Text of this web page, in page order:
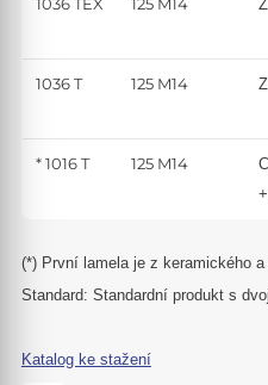
1036 T 125 M14
* 1016 T 125 M14
(*) První lamela je z keramického
Standard: Standardní produkt s
Katalog ke stažení